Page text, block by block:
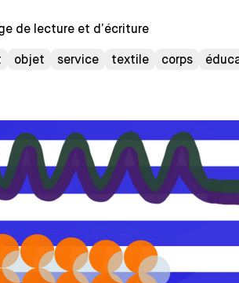
de lecture et d’écriture
objet service textile corps